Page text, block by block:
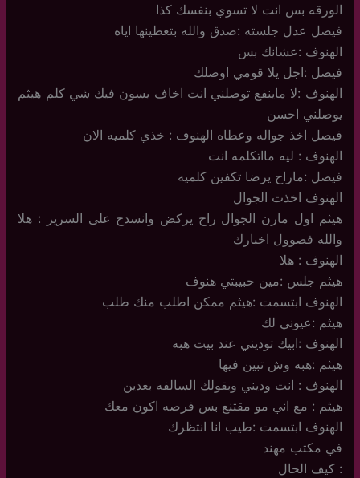
الورقه بس انت لا تسوي بنفسك كذا
فيصل عدل جلسته :صدق والله بتعطينها اياه
الهنوف :عشانك بس
فيصل :اجل يلا قومي اوصلك
الهنوف :لا ماينفع توصلني انت اخاف يسون فيك شي كلم هيثم
يوصلني احسن
فيصل اخذ جواله وعطاه الهنوف : خذي كلميه الان
الهنوف : ليه مااتكلمه انت
فيصل :ماراح يرضا تكفين كلميه
الهنوف اخذت الجوال
هيثم اول مارن الجوال راح يركض وانسدح على السرير : هلا
والله فصوول اخبارك
الهنوف : هلا
هيثم جلس :مين حبيبتي هنوف
الهنوف ابتسمت :هيثم ممكن اطلب منك طلب
هيثم :عيوني لك
الهنوف :ابيك توديني عند بيت هبه
هيثم :هبه وش تبين فيها
الهنوف : انت وديني وبقولك السالفه بعدين
هيثم : مع اني مو مقتنع بس فرصه اكون معك
الهنوف ابتسمت :طيب انا انتظرك
في مكتب مهند
: كيف الحال